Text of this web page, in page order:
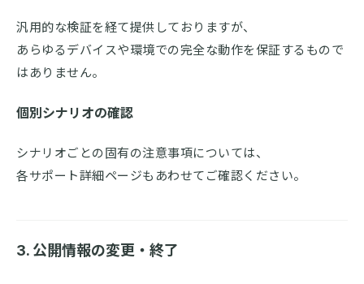
汎用的な検証を経て提供しておりますが、
あらゆるデバイスや環境での完全な動作を保証するもので
はありません。
個別シナリオの確認
シナリオごとの固有の注意事項については、
各サポート詳細ページもあわせてご確認ください。
3. 公開情報の変更・終了